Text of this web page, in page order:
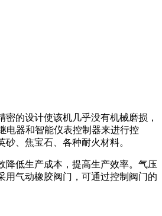
的设计使该机几乎没有机械磨损，
电器和智能仪表控制器来进行控
、焦宝石、各种耐火材料。
低生产成本，提高生产效率。气压
用气动橡胶阀门，可通过控制阀门的